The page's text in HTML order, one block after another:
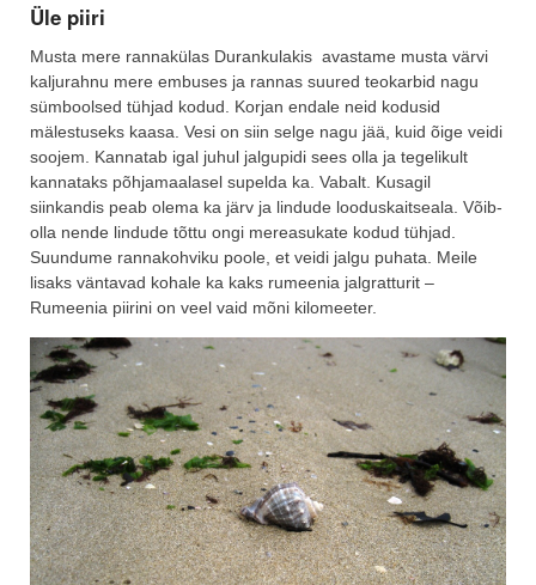
Üle piiri
Musta mere rannakülas Durankulakis avastame musta värvi
kaljurahnu mere embuses ja rannas suured teokarbid nagu
sümboolsed tühjad kodud. Korjan endale neid kodusid
mälestuseks kaasa. Vesi on siin selge nagu jää, kuid õige veidi
soojem. Kannatab igal juhul jalgupidi sees olla ja tegelikult
kannataks põhjamaalasel supelda ka. Vabalt. Kusagil
siinkandis peab olema ka järv ja lindude looduskaitseala. Võib-
olla nende lindude tõttu ongi mereasukate kodud tühjad.
Suundume rannakohviku poole, et veidi jalgu puhata. Meile
lisaks väntavad kohale ka kaks rumeenia jalgratturit –
Rumeenia piirini on veel vaid mõni kilomeeter.